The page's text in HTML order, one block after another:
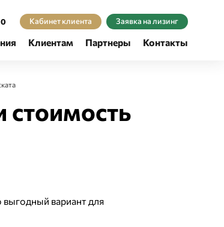
Кабинет клиента Заявка на лизинг
Клиентам Партнеры Контакты
стоимость
вариант для